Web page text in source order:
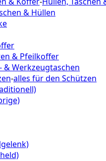
& Hüllen
& Pfeilkoffer
& Werkzeugtaschen
-alles für den Schützen